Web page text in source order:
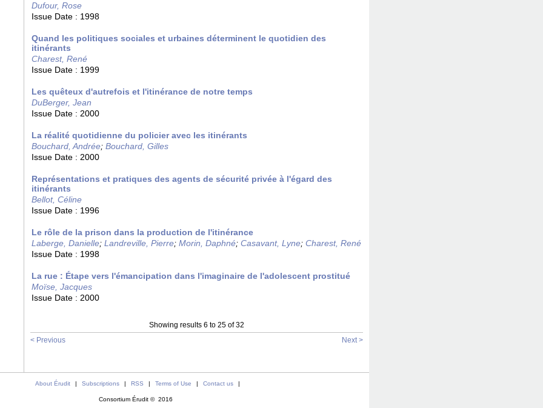
Dufour, Rose
Issue Date : 1998
Quand les politiques sociales et urbaines déterminent le quotidien des
itinérants
Charest, René
Issue Date : 1999
Les quêteux d'autrefois et l'itinérance de notre temps
DuBerger, Jean
Issue Date : 2000
La réalité quotidienne du policier avec les itinérants
Bouchard, Andrée; Bouchard, Gilles
Issue Date : 2000
Représentations et pratiques des agents de sécurité privée à l'égard des
itinérants
Bellot, Céline
Issue Date : 1996
Le rôle de la prison dans la production de l'itinérance
Laberge, Danielle; Landreville, Pierre; Morin, Daphné; Casavant, Lyne; Charest, René
Issue Date : 1998
La rue : Étape vers l'émancipation dans l'imaginaire de l'adolescent prostitué
Moïse, Jacques
Issue Date : 2000
Showing results 6 to 25 of 32
< Previous
Next >
About Érudit | Subscriptions | RSS | Terms of Use | Contact us |
Consortium Érudit © 2016